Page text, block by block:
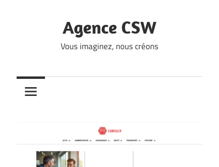
Agence CSW
Vous imaginez, nous créons